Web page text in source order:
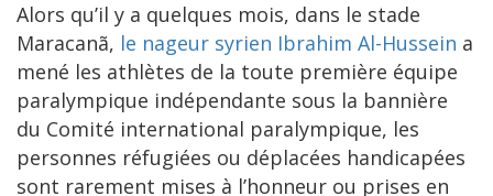
Alors qu’il y a quelques mois, dans le stade
Maracanã, le nageur syrien Ibrahim Al-Hussein a
mené les athlètes de la toute première équipe
paralympique indépendante sous la bannière
du Comité international paralympique, les
personnes réfugiées ou déplacées handicapées
sont rarement mises à l’honneur ou prises en